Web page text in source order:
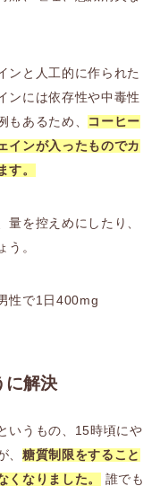
ンと人工的に作られた
ンには依存性や中毒性
もあるため、
コーヒー
インが入ったものでカ
す。
量を控えめにしたり、
う。
性で1日400mg
に解決
いうもの、15時頃にや
、 糖質制限をすること
くなりました。
誰でも